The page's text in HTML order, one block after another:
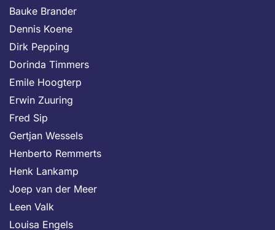
Bauke Brander
Dennis Koene
Dirk Pepping
Dorinda Timmers
Emile Hoogterp
Erwin Zuuring
Fred Sip
Gertjan Wessels
Henberto Remmerts
Henk Lankamp
Joep van der Meer
Leen Valk
Louisa Engels